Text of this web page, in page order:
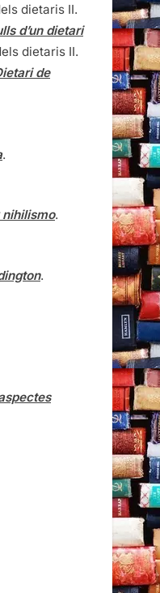
dietaris II.
d’un dietari
dietaris II.
de
.
.
.